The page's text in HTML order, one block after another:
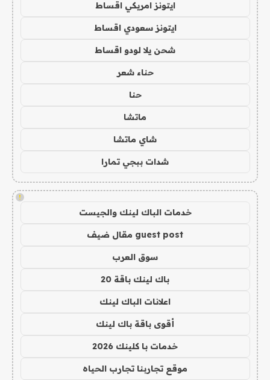
ايتونز امريكي اقساط
ايتونز سعودي اقساط
شحن يلا لودو اقساط
حناء شعر
حنا
ماتشا
شاي ماتشا
شدات ببجي تمارا
!
خدمات الباك لينك والجيست
guest post مقال ضيف
سوق العرب
باك لينك باقة 20
اعلانات الباك لينك
أقوى باقة باك لينك
خدمات با كلينك 2026
موقع تجاربنا تجارب الحياه